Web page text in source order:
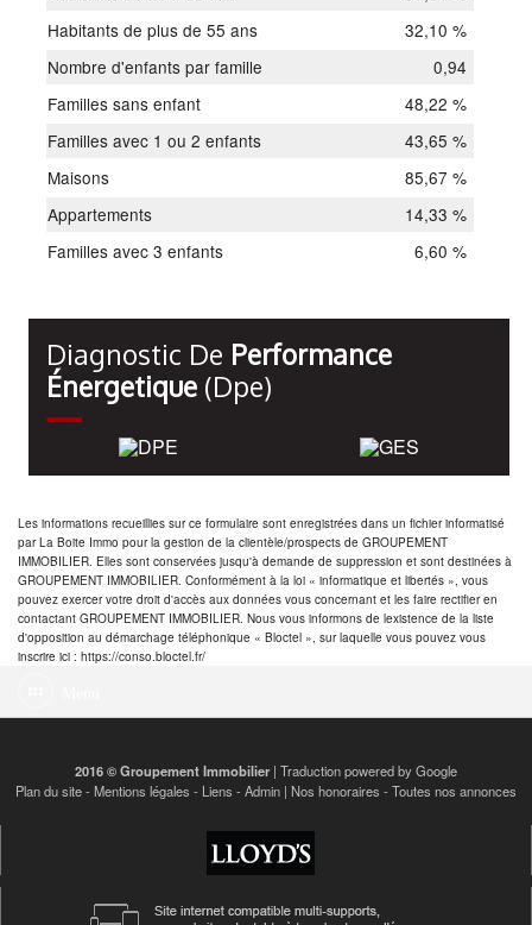
Habitants de plus de 55 ans
32,10 %
Nombre d'enfants par famille
0,94
Familles sans enfant
48,22 %
Familles avec 1 ou 2 enfants
43,65 %
Maisons
85,67 %
Appartements
14,33 %
Familles avec 3 enfants
6,60 %
Diagnostic De Performance
Énergetique (dpe)
Les informations recueillies sur ce formulaire sont enregistrées dans un fichier informatisé
par La Boite Immo pour la gestion de la clientèle/prospects de GROUPEMENT
IMMOBILIER. Elles sont conservées jusqu'à demande de suppression et sont destinées à
GROUPEMENT IMMOBILIER. Conformément à la loi « informatique et libertés », vous
pouvez exercer votre droit d'accès aux données vous concernant et les faire rectifier en
contactant GROUPEMENT IMMOBILIER. Nous vous informons de lexistence de la liste
d'opposition au démarchage téléphonique « Bloctel », sur laquelle vous pouvez vous
inscrire ici : https://conso.bloctel.fr/
2016 © Groupement Immobilier | Traduction powered by Google
Plan du site- Mentions légales - Liens - Admin | Nos honoraires - Toutes nos annonces